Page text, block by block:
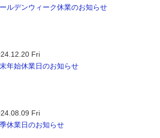
ルデンウィーク休業のお知らせ
Fri
年始休業日のお知らせ
Fri
休業日のお知らせ